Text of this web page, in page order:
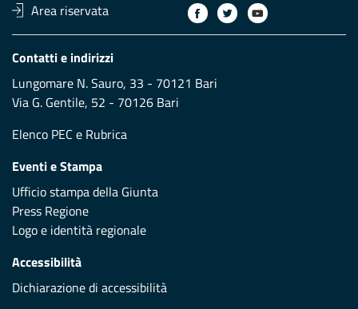
Area riservata
Contatti e indirizzi
Lungomare N. Sauro, 33 - 70121 Bari
Via G. Gentile, 52 - 70126 Bari
Elenco PEC e Rubrica
Eventi e Stampa
Ufficio stampa della Giunta
Press Regione
Logo e identità regionale
Accessibilità
Dichiarazione di accessibilità